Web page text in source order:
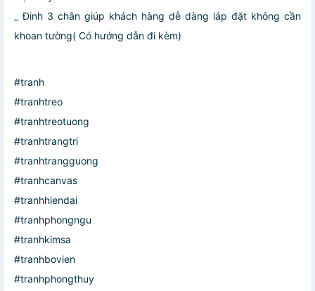
_ Đinh 3 chân giúp khách hàng dễ dàng lắp đặt không cần
khoan tường( Có hướng dẫn đi kèm)
#tranh
#tranhtreo
#tranhtreotuong
#tranhtrangtri
#tranhtrangguong
#tranhcanvas
#tranhhiendai
#tranhphongngu
#tranhkimsa
#tranhbovien
#tranhphongthuy